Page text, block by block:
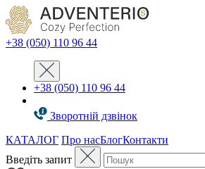
+38 (050) 110 96 44
+38 (050) 110 96 44
Зворотній дзвінок
КАТАЛОГ Про насБлогКонтакти
Введіть запит